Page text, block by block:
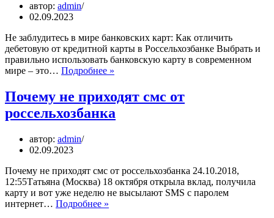
автор: admin
02.09.2023
Не заблудитесь в мире банковских карт: Как отличить
дебетовую от кредитной карты в Россельхозбанке Выбрать и
правильно использовать банковскую карту в современном
мире – это… Подробнее »
дебетовая
карта
россельхозбанка
Почему не приходят смс от
россельхозбанка
автор: admin
02.09.2023
Почему не приходят смс от россельхозбанка 24.10.2018,
12:55Татьяна (Москва) 18 октября открыла вклад, получила
карту и вот уже неделю не высылают SMS с паролем
интернет… Подробнее »